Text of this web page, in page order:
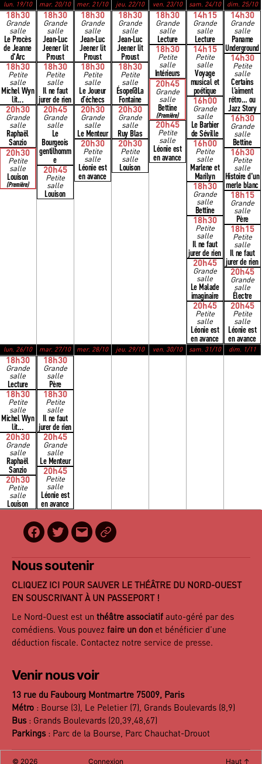
lun. 19/10 mar. 20/10 mer. 21/10 jeu. 22/10 ven. 23/10 sam. 24/10 dim. 25/10
18h30
Grande
salle
Le Procès
de Jeanne
d'Arc
18h30
Petite
salle
Michel Wyn
lit...
20h30
Grande
salle
Raphaël
Sanzio
20h30
Petite
salle
Louison
(Première)
18h30
Grande
salle
Jean-Luc
Jeener lit
Proust
18h30
Petite
salle
Il ne faut
jurer de rien
20h45
Grande
salle
Le
Bourgeois
gentilhomm
e
20h45
Petite
salle
Louison
18h30
Grande
salle
Jean-Luc
Jeener lit
Proust
18h30
Petite
salle
Le Joueur
d’échecs
20h30
Grande
salle
Le Menteur
20h30
Petite
salle
Léonie est
en avance
18h30
Grande
salle
Jean-Luc
Jeener lit
Proust
18h30
Petite
salle
Ésope@La
Fontaine
20h30
Grande
salle
Ruy Blas
20h30
Petite
salle
Louison
18h30
Grande
salle
Lecture
18h30
Petite
salle
Intérieurs
20h45
Grande
salle
Bettine
(Première)
20h45
Petite
salle
Léonie est
en avance
14h15
Grande
salle
Lecture
14h15
Petite
salle
Voyage
musical et
poétique
16h00
Grande
salle
Le Barbier
de Séville
16h00
Petite
salle
Marlene et
Marilyn
18h30
Grande
salle
Bettine
18h30
Petite
salle
Il ne faut
jurer de rien
20h45
Grande
salle
Le Malade
imaginaire
20h45
Petite
salle
Léonie est
en avance
14h30
Grande
salle
Paname
Underground
14h30
Petite
salle
Certains
l’aiment
rétro… ou
Jazz Story
16h30
Grande
salle
Bettine
16h30
Petite
salle
Histoire d'un
merle blanc
18h15
Grande
salle
Père
18h15
Petite
salle
Il ne faut
jurer de rien
20h45
Grande
salle
Électre
20h45
Petite
salle
Léonie est
en avance
lun. 26/10 mar. 27/10 mer. 28/10 jeu. 29/10 ven. 30/10 sam. 31/10 dim. 1/11
18h30
Grande
salle
Lecture
18h30
Petite
salle
Michel Wyn
lit...
20h30
Grande
salle
Raphaël
Sanzio
20h30
Petite
salle
Louison
18h30
Grande
salle
Père
18h30
Petite
salle
Il ne faut
jurer de rien
20h45
Grande
salle
Le Menteur
20h45
Petite
salle
Léonie est
en avance
Facebook
Twitter
E-
mail
BilletReduc
Nous soutenir
CLIQUEZ ICI POUR SAUVER LE THÉÂTRE DU NORD-OUEST
EN SOUSCRIVANT À UN PASSEPORT !
Le Nord-Ouest est un théâtre associatif auto-géré par des
comédiens. Vous pouvez faire un don et bénéficier d’une
déduction fiscale. Contactez notre service de presse.
Venir nous voir
13 rue du Faubourg Montmartre 75009, Paris
Métro : Bourse (3), Le Peletier (7), Grands Boulevards (8,9)
Bus: Grands Boulevards (20,39,48,67)
Parkings: Parc de la Bourse, Parc Chauchat-Drouot
© 2026 Connexion Haut ↑